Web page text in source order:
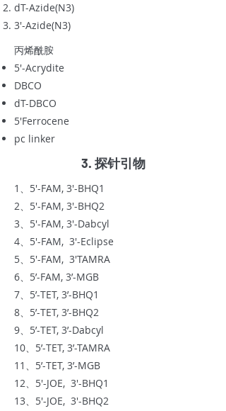
dT-Azide(N3)
3'-Azide(N3)
丙烯酰胺
5'-Acrydite
DBCO
dT-DBCO
5'Ferrocene
pc linker
3. 探针引物
1、5'-FAM, 3'-BHQ1
2、5'-FAM, 3'-BHQ2
3、5'-FAM, 3'-Dabcyl
4、5'-FAM, 3'-Eclipse
5、5'-FAM, 3'TAMRA
6、5’-FAM, 3’-MGB
7、5’-TET, 3’-BHQ1
8、5’-TET, 3’-BHQ2
9、5’-TET, 3’-Dabcyl
10、5’-TET, 3’-TAMRA
11、5’-TET, 3’-MGB
12、5'-JOE, 3'-BHQ1
13、5'-JOE, 3'-BHQ2